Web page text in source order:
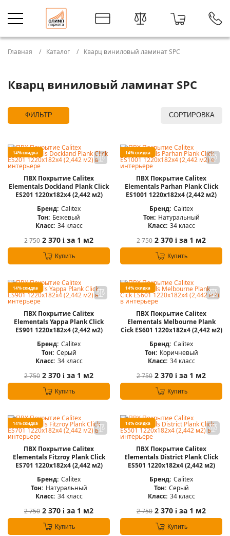
Главная Каталог Кварц виниловый ламинат SPC
Кварц виниловый ламинат SPC
ФИЛЬТР СОРТИРОВКА
14% скидка
ПВХ Покрытие Calitex
Elementals Dockland Plank Click
ES201 1220x182x4 (2,442 м2)
Бренд: Calitex
Тон: Бежевый
Класс: 34 класс
2 750 2 370 i за 1 м2
Купить
14% скидка
ПВХ Покрытие Calitex
Elementals Parhan Plank Click
ES1001 1220x182x4 (2,442 м2)
Бренд: Calitex
Тон: Натуральный
Класс: 34 класс
2 750 2 370 i за 1 м2
Купить
14% скидка
ПВХ Покрытие Calitex
Elementals Yappa Plank Click
ES901 1220x182x4 (2,442 м2)
Бренд: Calitex
Тон: Серый
Класс: 34 класс
2 750 2 370 i за 1 м2
Купить
14% скидка
ПВХ Покрытие Calitex
Elementals Melbourne Plank
Cick ES601 1220x182x4 (2,442 м2)
Бренд: Calitex
Тон: Коричневый
Класс: 34 класс
2 750 2 370 i за 1 м2
Купить
14% скидка
ПВХ Покрытие Calitex
Elementals Fitzroy Plank Click
ES701 1220x182x4 (2,442 м2)
Бренд: Calitex
Тон: Натуральный
Класс: 34 класс
2 750 2 370 i за 1 м2
Купить
14% скидка
ПВХ Покрытие Calitex
Elementals District Plank Click
ES501 1220x182x4 (2,442 м2)
Бренд: Calitex
Тон: Серый
Класс: 34 класс
2 750 2 370 i за 1 м2
Купить